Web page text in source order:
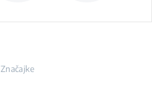
Značajke